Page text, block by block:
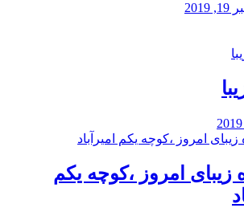
زیبای امروز ،کوچه یکم